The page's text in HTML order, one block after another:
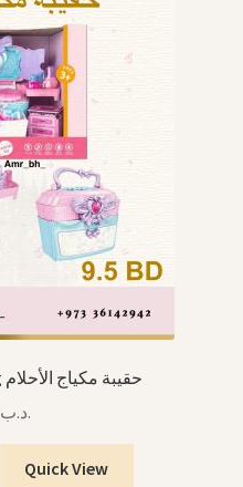
Dreams Makeup Bag حقيبة مكياج الأحلام
.د.ب
Quick View